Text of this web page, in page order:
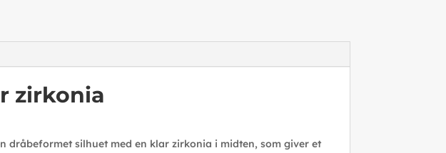
zirkonia
dråbeformet silhuet med en klar zirkonia i midten, som giver et